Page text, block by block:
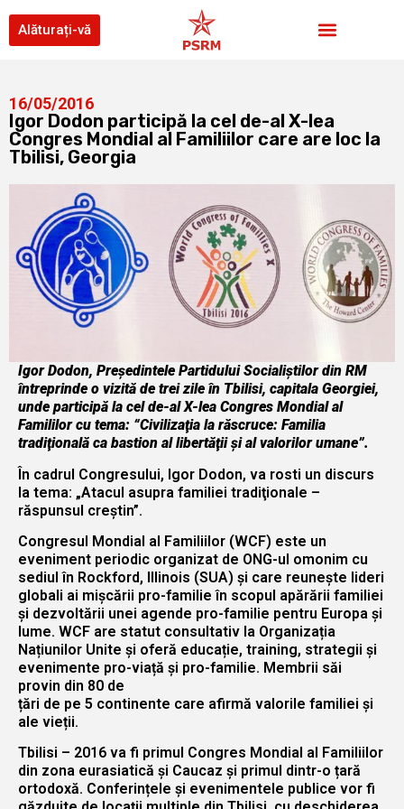
Alăturați-vă
16/05/2016
Igor Dodon participă la cel de-al X-lea
Congres Mondial al Familiilor care are loc la
Tbilisi, Georgia
Igor Dodon, Preşedintele Partidului Socialiştilor din RM
întreprinde o vizită de trei zile în Tbilisi, capitala Georgiei,
unde participă la cel de-al X-lea Congres Mondial al
Famililor cu tema: “Civilizaţia la răscruce: Familia
tradiţională ca bastion al libertăţii şi al valorilor umane”.
În cadrul Congresului, Igor Dodon, va rosti un discurs
la tema: „Atacul asupra familiei tradiţionale –
răspunsul creştin”.
Congresul Mondial al Familiilor (WCF) este un
eveniment periodic organizat de ONG-ul omonim cu
sediul în Rockford, Illinois (SUA) și care reunește lideri
globali ai mișcării pro-familie în scopul apărării familiei
și dezvoltării unei agende pro-familie pentru Europa și
lume. WCF are statut consultativ la Organizația
Națiunilor Unite și oferă educație, training, strategii și
evenimente pro-viață și pro-familie. Membrii săi
provin din 80 de
țări de pe 5 continente care afirmă valorile familiei și
ale vieții.
Tbilisi – 2016 va fi primul Congres Mondial al Familiilor
din zona eurasiatică și Caucaz și primul dintr-o țară
ortodoxă. Conferințele și evenimentele publice vor fi